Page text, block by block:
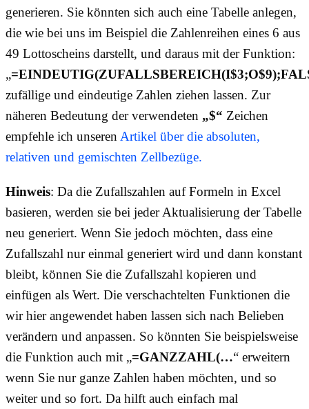
generieren. Sie könnten sich auch eine Tabelle anlegen,
die wie bei uns im Beispiel die Zahlenreihen eines 6 aus
49 Lottoscheins darstellt, und daraus mit der Funktion:
„
zufällige und eindeutige Zahlen ziehen lassen. Zur
näheren Bedeutung der verwendeten „$“ Zeichen
empfehle ich unseren Artikel über die absoluten,
relativen und gemischten Zellbezüge.
Hinweis: Da die Zufallszahlen auf Formeln in Excel
basieren, werden sie bei jeder Aktualisierung der Tabelle
neu generiert. Wenn Sie jedoch möchten, dass eine
Zufallszahl nur einmal generiert wird und dann konstant
bleibt, können Sie die Zufallszahl kopieren und
einfügen als Wert. Die verschachtelten Funktionen die
wir hier angewendet haben lassen sich nach Belieben
verändern und anpassen. So könnten Sie beispielsweise
die Funktion auch mit „=GANZZAHL(…“ erweitern
wenn Sie nur ganze Zahlen haben möchten, und so
weiter und so fort. Da hilft auch einfach mal